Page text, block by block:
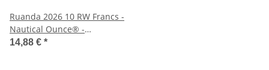
Ruanda 2026 10 RW Francs -
Nautical Ounce® -
KRUZENSHTERN - 1/12 Unze
14,88 € *